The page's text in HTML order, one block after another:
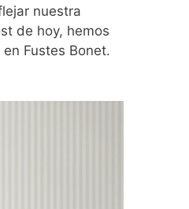
nuestra
de hoy, hemos
Fustes Bonet.